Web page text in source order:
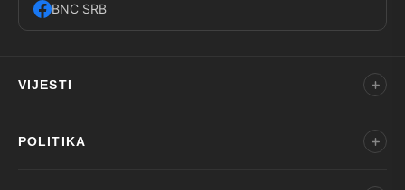
BNC SRB
VIJESTI
POLITIKA